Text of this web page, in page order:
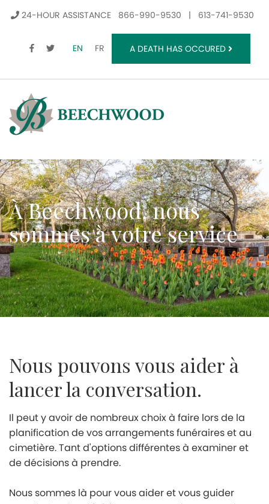
24-HOUR ASSISTANCE 866-990-9530 | 613-741-9530
FACEBOOK
TWITTER
EN FR A DEATH HAS OCCURED
À Beechwood, nous
sommes à votre service
Nous pouvons vous aider à
lancer la conversation.
Il peut y avoir de nombreux choix à faire lors de la
planification de vos arrangements funéraires et au
cimetière. Tant d'options différentes à examiner et
de décisions à prendre.
Nous sommes là pour vous aider et vous guider